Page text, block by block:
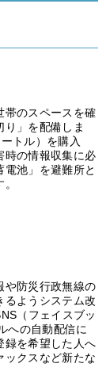
のスペースを確
」を配備しま
トル）を購入
時の情報収集に必
池」を避難所と
防災行政無線の
るようシステム改
（フェイスブッ
への自動配信に
録を希望した人へ
ックスなど新たな